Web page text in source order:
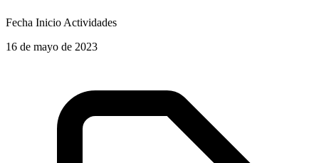
Fecha Inicio Actividades
16 de mayo de 2023